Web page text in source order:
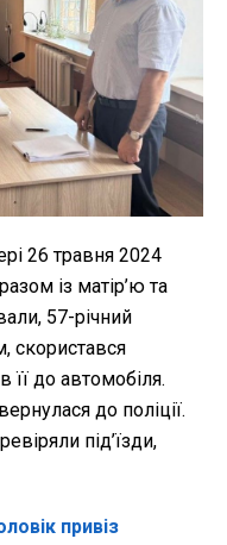
26 травня 2024
із матір’ю та
57-річний
скористався
її до автомобіля.
до поліції.
під’їзди,
привіз